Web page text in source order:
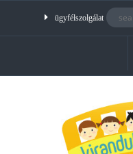
ügyfélszolgálat